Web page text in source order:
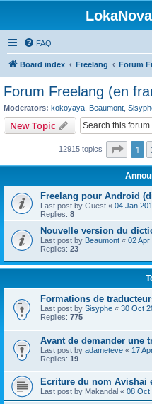
FAQ
Board index Freelang Forum
Forum Freelang (en
Moderators: kokoyaya Beaumont
New Topic
12915 topics Page 1
1
Freelang pour Android
Last post by Guest « 04 Jan
Replies: 8
Nouvelle version du
Last post by Beaumont « 02 Apr
Replies: 23
Formations de
Last post by Sisyphe « 30 Oct
Replies: 775
Avant de demander une
Last post by adameteve « 17
Replies: 19
Ecriture du nom Avishai
Last post by Makandal « 08 Oct